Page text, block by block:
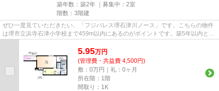
築年数：築2年 ｜募集中： 2室
階数：3階建
ぜひ一度見ていただきたい、「フジパレス堺石津川ノース」です。こちらの物件
は堺市立浜寺石津小学校まで459m以内にあるのがポイントです。築5年以内と築
5.95万円
(管理費・共益費 4,500円)
敷：0万円｜礼：0ヶ月
所在階：1階
間取り：1K